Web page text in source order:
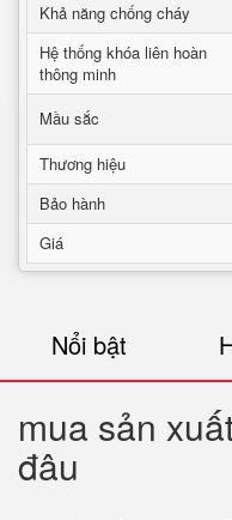
Khả năng chống cháy
Hệ thống khóa liên hoàn
thông minh
Mầu sắc
Thương hiệu
Bảo hành
Giá
Nổi bật
mua sản
đâu